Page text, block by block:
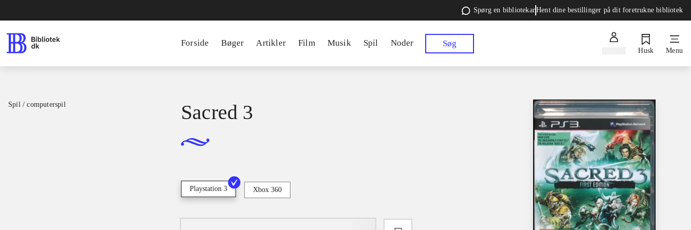
Spørg en bibliotekarHent dine bestillinger på dit foretrukne bibliotek
Forside Bøger Artikler Film Musik Spil Noder Søg
Husk Menu
Spil / computerspil Sacred 3
Playstation 3 Xbox 360